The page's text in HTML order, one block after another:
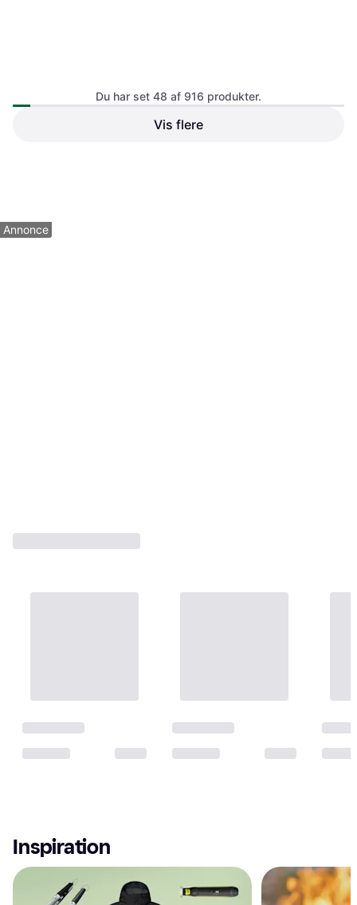
Plus Tangent Enkeltlåge 95 x
Låge, Højde 140 cm
Du har set 48 af 916 produkter.
Vis flere
Annonce
Inspiration